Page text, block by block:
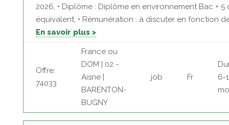
2026, • Diplôme : Diplôme en environnement Bac + 5
équivalent, • Rémunération : à discuter en fonction
En savoir plus >
Offre:
74033
France ou
DOM | 02 -
Aisne |
BARENTON-
BUGNY
job Fr
6-